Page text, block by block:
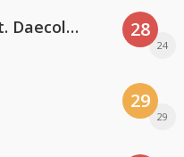
Hugel x Topic x Arash feat. Daecolm 28
24
29
29